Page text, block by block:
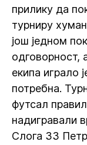
прилику да
турниру
још једном
одговорност,
екипа играло
потребна.
футсал
надигравали
Слога 33